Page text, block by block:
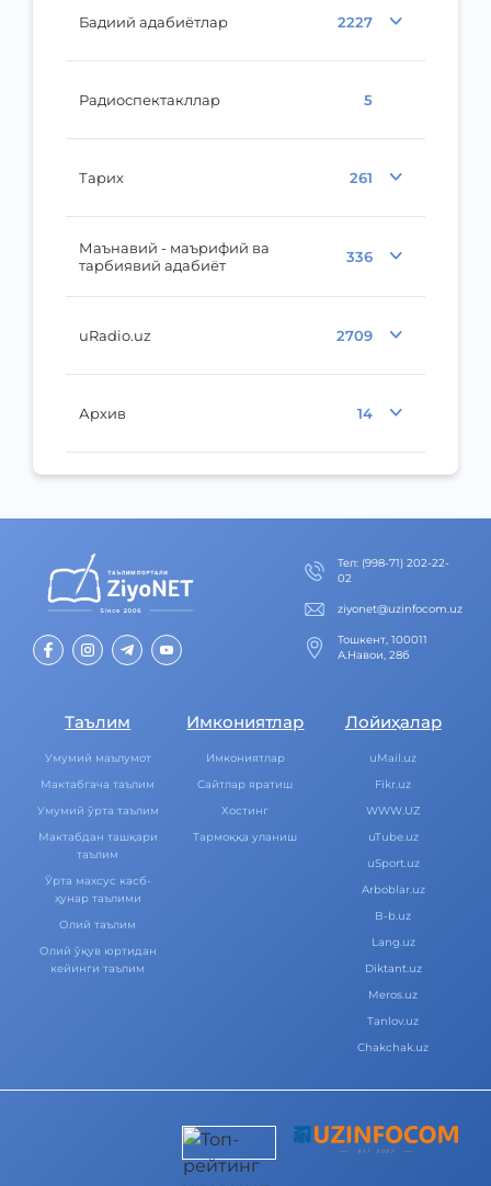
Бадиий адабиётлар 2227
Радиоспектакллар 5
Тарих 261
Маънавий - маърифий ва
тарбиявий адабиёт
336
uRadio.uz 2709
Архив 14
Тел: (998-71) 202-22-
02
ziyonet@uzinfocom.uz
Тошкент, 100011
А.Навои, 28б
Таълим
Умумий маълумот
Мактабгача таълим
Умумий ўрта таълим
Мактабдан ташқари
таълим
Ўрта махсус касб-
ҳунар таълими
Олий таълим
Олий ўқув юртидан
кейинги таълим
Имкониятлар
Имкониятлар
Cайтлар яратиш
Хостинг
Тармоққа уланиш
Лойиҳалар
uMail.uz
Fikr.uz
WWW.UZ
uTube.uz
uSport.uz
Arboblar.uz
B-b.uz
Lang.uz
Diktant.uz
Meros.uz
Tanlov.uz
Chakchak.uz